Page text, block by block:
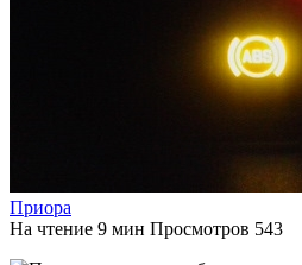
Приора
На чтение 9 мин Просмотров 543